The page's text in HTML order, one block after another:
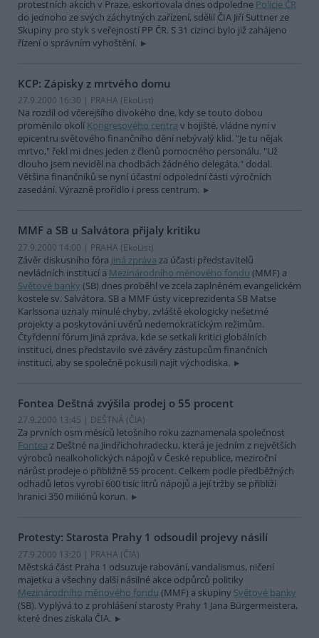
protestních akcích v Praze, eskortovala dnes odpoledne Policie ČR
do jednoho ze svých záchytných zařízení, sdělil ČIA Jiří Suttner ze
Skupiny pro styk s veřejností PP ČR. S 31 cizinci bylo již zahájeno
řízení o správním vyhoštění.
KCP: Zápisky z mrtvého domu
27.9.2000 16:30 | PRAHA (EkoList)
Na rozdíl od včerejšího divokého dne, kdy se touto dobou
proměnilo okolí Kongresového centra v bojiště, vládne nyní v
epicentru světového finančního dění nebývalý klid. "Je tu nějak
mrtvo," řekl mi dnes jeden z členů pomocného personálu. "Už
dlouho jsem neviděl na chodbách žádného delegáta," dodal.
Většina finančníků se nyní účastní odpolední části výročních
zasedání. Výrazně prořídlo i press centrum.
MMF a SB u Salvátora přijaly kritiku
27.9.2000 14:00 | PRAHA (EkoList)
Závěr diskusního fóra Jiná zpráva za účasti představitelů
nevládních institucí a Mezinárodního měnového fondu (MMF) a
Světové banky (SB) dnes proběhl ve zcela zaplněném evangelickém
kostele sv. Salvátora. SB a MMF ústy viceprezidenta SB Matse
Karlssona uznaly minulé chyby, zvláště ekologicky nešetrné
projekty a poskytování uvěrů nedemokratickým režimům.
Čtyřdenní fórum Jiná zpráva, kde se setkali kritici globálních
institucí, dnes představilo své závěry zástupcům finančních
institucí, aby se společně pokusili najít východiska.
Fontea Deštná zvýšila prodej o 55 procent
27.9.2000 13:45 | DEŠTNÁ (ČIA)
Za prvních osm měsíců letošního roku zaznamenala společnost
Fontea z Deštné na Jindřichohradecku, která je jedním z největších
výrobců nealkoholických nápojů v České republice, meziroční
nárůst prodeje o přibližně 55 procent. Celkem podle předběžných
odhadů letos vyrobí 600 tisíc litrů nápojů a její tržby se přiblíží
hranici 350 miliónů korun.
Protesty: Starosta Prahy 1 odsoudil projevy násilí
27.9.2000 13:20 | PRAHA (ČIA)
Městská část Praha 1 odsuzuje rabování, vandalismus, ničení
majetku a všechny další násilné akce odpůrců politiky
Mezinárodního měnového fondu (MMF) a skupiny Světové banky
(SB). Vyplývá to z prohlášení starosty Prahy 1 Jana Bürgermeistera,
které dnes získala ČIA.